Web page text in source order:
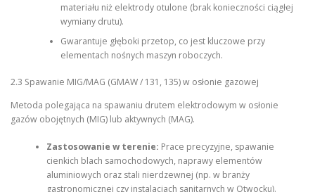
materiału niż elektrody otulone (brak konieczności ciągłej
wymiany drutu).
Gwarantuje głęboki przetop, co jest kluczowe przy
elementach nośnych maszyn roboczych.
2.3 Spawanie MIG/MAG (GMAW / 131, 135) w osłonie gazowej
Metoda polegająca na spawaniu drutem elektrodowym w osłonie
gazów obojętnych (MIG) lub aktywnych (MAG).
Zastosowanie w terenie: Prace precyzyjne, spawanie
cienkich blach samochodowych, naprawy elementów
aluminiowych oraz stali nierdzewnej (np. w branży
gastronomicznej czy instalacjach sanitarnych w Otwocku).